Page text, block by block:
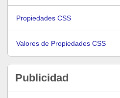
Propiedades CSS
Valores de Propiedades CSS
Publicidad